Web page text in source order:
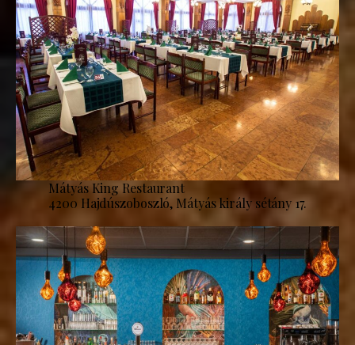
Mátyás King Restaurant
4200 Hajdúszoboszló, Mátyás király sétány 17.